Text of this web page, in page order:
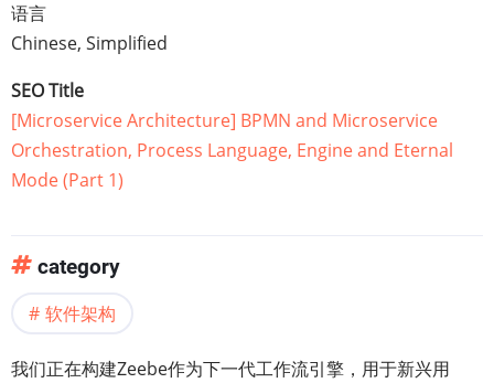
语言
Chinese, Simplified
SEO Title
[Microservice Architecture] BPMN and Microservice
Orchestration, Process Language, Engine and Eternal
Mode (Part 1)
category
软件架构
我们正在构建Zeebe作为下一代工作流引擎，用于新兴用